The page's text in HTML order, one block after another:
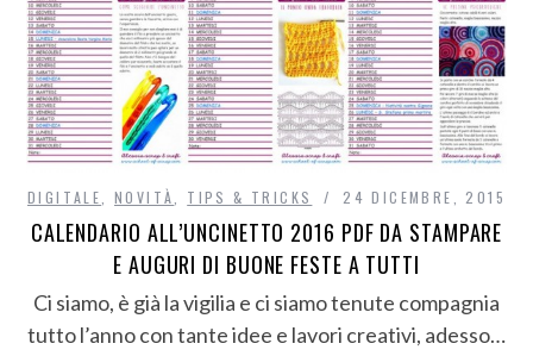
DIGITALE NOVITÀ TIPS & TRICKS 24 DICEMBRE, 2015
CALENDARIO ALL’UNCINETTO 2016 PDF DA STAMPARE
E AUGURI DI BUONE FESTE A TUTTI
Ci siamo, è già la vigilia e ci siamo tenute compagnia
tutto l’anno con tante idee e lavori creativi, adesso…